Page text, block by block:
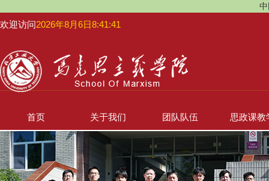
欢迎访问2026年8月6日8:41:42
首页 关于我们 团队队伍 思政课教